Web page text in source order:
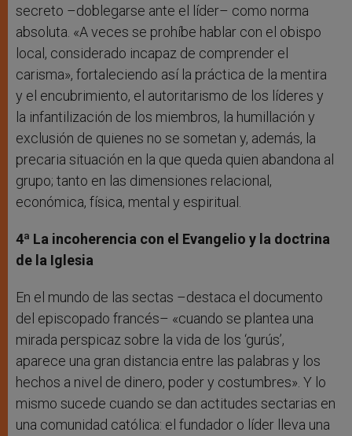
secreto –doblegarse ante el líder– como norma
absoluta. «A veces se prohíbe hablar con el obispo
local, considerado incapaz de comprender el
carisma», fortaleciendo así la práctica de la mentira
y el encubrimiento, el autoritarismo de los líderes y
la infantilización de los miembros, la humillación y
exclusión de quienes no se sometan y, además, la
precaria situación en la que queda quien abandona al
grupo; tanto en las dimensiones relacional,
económica, física, mental y espiritual.
4ª La incoherencia con el Evangelio y la doctrina
de la Iglesia
En el mundo de las sectas –destaca el documento
del episcopado francés– «cuando se plantea una
mirada perspicaz sobre la vida de los ‘gurús’,
aparece una gran distancia entre las palabras y los
hechos a nivel de dinero, poder y costumbres». Y lo
mismo sucede cuando se dan actitudes sectarias en
una comunidad católica: el fundador o líder lleva una